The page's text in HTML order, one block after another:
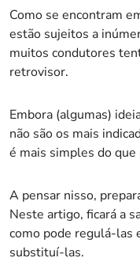
Como se encontram
estão sujeitos a
muitos condutores
retrovisor.
Embora (algumas)
não são os mais
é mais simples do que
A pensar nisso,
Neste artigo, ficará a
como pode regulá-las
substituí-las.